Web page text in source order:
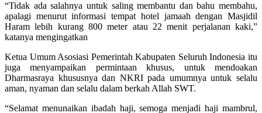
“Tidak ada salahnya untuk saling membantu dan bahu membahu,
apalagi menurut informasi tempat hotel jamaah dengan Masjidil
Haram lebih kurang 800 meter atau 22 menit perjalanan kaki,”
katanya mengingatkan
Ketua Umum Asosiasi Pemerintah Kabupaten Seluruh Indonesia itu
juga menyampaikan permintaan khusus, untuk mendoakan
Dharmasraya khususnya dan NKRI pada umumnya untuk selalu
aman, nyaman dan selalu dalam berkah Allah SWT.
“Selamat menunaikan ibadah haji, semoga menjadi haji mambrul,